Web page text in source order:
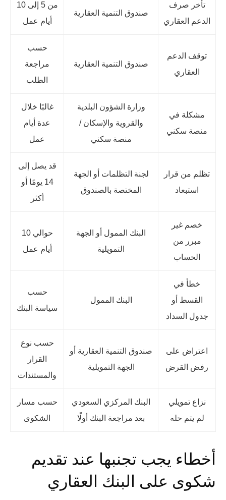
تأخر صرف
الدعم العقاري
صندوق التنمية العقارية
من 5 إلى 10
أيام عمل
توقف الدعم
العقاري
صندوق التنمية العقارية
حسب
مراجعة
الطلب
مشكلة في
منصة سكني
وزارة الشؤون البلدية
والقروية والإسكان /
منصة سكني
غالبًا خلال
عدة أيام
عمل
تظلم من قرار
استبعاد
لجنة التظلمات أو الجهة
المختصة بالصندوق
قد يصل إلى
14 يومًا أو
أكثر
خصم غير
مبرر من
الحساب
البنك الممول أو الجهة
التمويلية
حوالي 10
أيام عمل
خطأ في
القسط أو
جدول السداد
البنك الممول
حسب
سياسة البنك
اعتراض على
رفض القرض
صندوق التنمية العقارية أو
الجهة التمويلية
حسب نوع
القرار
والمستندات
نزاع تمويلي
لم يتم حله
البنك المركزي السعودي
بعد مراجعة البنك أولًا
حسب مسار
الشكوى
أخطاء يجب تجنبها عند تقديم
شكوى على البنك العقاري